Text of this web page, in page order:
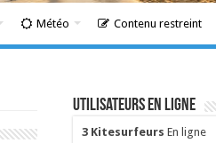
Météo Contenu restreint
Utilisateurs en ligne
3 Kitesurfeurs En ligne